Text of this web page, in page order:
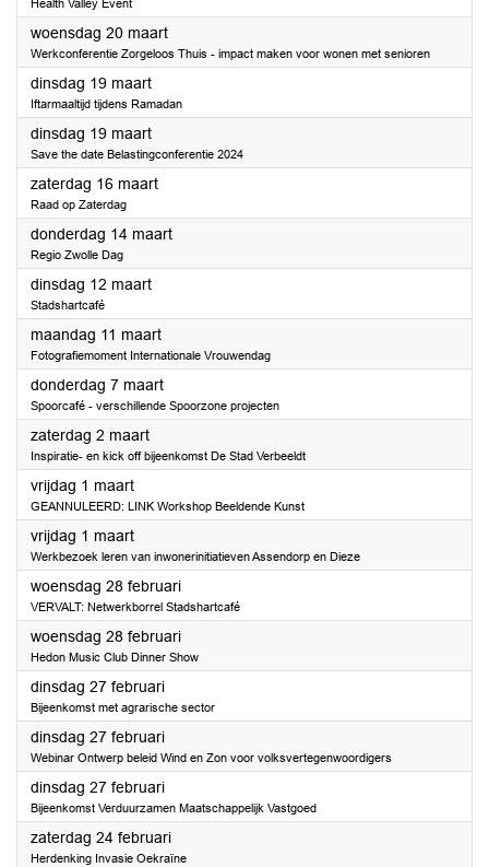
Health Valley Event
woensdag 20 maart2024
Werkconferentie Zorgeloos Thuis - impact maken voor wonen met senioren
dinsdag 19 maart2024
Iftarmaaltijd tijdens Ramadan
dinsdag 19 maart2024
Save the date Belastingconferentie 2024
zaterdag 16 maart2024
Raad op Zaterdag
donderdag 14 maart2024
Regio Zwolle Dag
dinsdag 12 maart2024
Stadshartcafé
maandag 11 maart2024
Fotografiemoment Internationale Vrouwendag
donderdag 7 maart2024
Spoorcafé - verschillende Spoorzone projecten
zaterdag 2 maart2024
Inspiratie- en kick off bijeenkomst De Stad Verbeeldt
vrijdag 1 maart2024
GEANNULEERD: LINK Workshop Beeldende Kunst
vrijdag 1 maart2024
Werkbezoek leren van inwonerinitiatieven Assendorp en Dieze
woensdag 28 februari2024
VERVALT: Netwerkborrel Stadshartcafé
woensdag 28 februari2024
Hedon Music Club Dinner Show
dinsdag 27 februari2024
Bijeenkomst met agrarische sector
dinsdag 27 februari2024
Webinar Ontwerp beleid Wind en Zon voor volksvertegenwoordigers
dinsdag 27 februari2024
Bijeenkomst Verduurzamen Maatschappelijk Vastgoed
zaterdag 24 februari2024
Herdenking Invasie Oekraïne